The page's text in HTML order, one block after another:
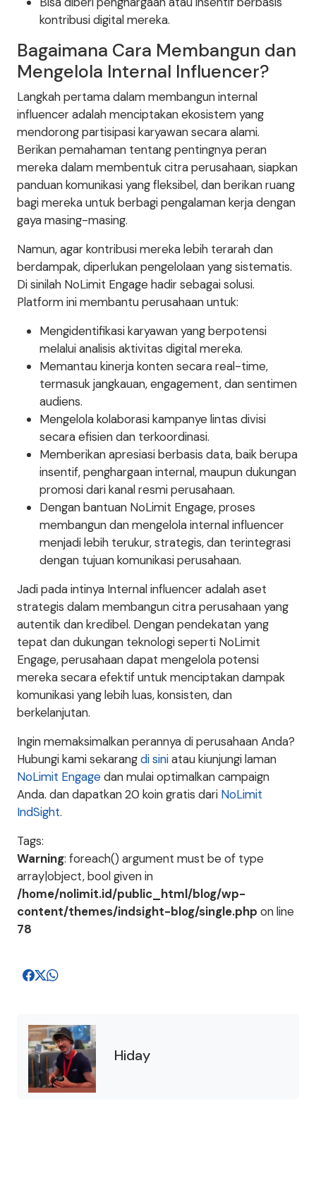
kontribusi digital mereka.
Bagaimana Cara Membangun dan
Mengelola Internal Influencer?
Langkah pertama dalam membangun internal
influencer adalah menciptakan ekosistem yang
mendorong partisipasi karyawan secara alami.
Berikan pemahaman tentang pentingnya peran
mereka dalam membentuk citra perusahaan, siapkan
panduan komunikasi yang fleksibel, dan berikan ruang
bagi mereka untuk berbagi pengalaman kerja dengan
gaya masing-masing.
Namun, agar kontribusi mereka lebih terarah dan
berdampak, diperlukan pengelolaan yang sistematis.
Di sinilah NoLimit Engage hadir sebagai solusi.
Platform ini membantu perusahaan untuk:
Mengidentifikasi karyawan yang berpotensi
melalui analisis aktivitas digital mereka.
Memantau kinerja konten secara real-time,
termasuk jangkauan, engagement, dan sentimen
audiens.
Mengelola kolaborasi kampanye lintas divisi
secara efisien dan terkoordinasi.
Memberikan apresiasi berbasis data, baik berupa
insentif, penghargaan internal, maupun dukungan
promosi dari kanal resmi perusahaan.
Dengan bantuan NoLimit Engage, proses
membangun dan mengelola internal influencer
menjadi lebih terukur, strategis, dan terintegrasi
dengan tujuan komunikasi perusahaan.
Jadi pada intinya Internal influencer adalah aset
strategis dalam membangun citra perusahaan yang
autentik dan kredibel. Dengan pendekatan yang
tepat dan dukungan teknologi seperti NoLimit
Engage, perusahaan dapat mengelola potensi
mereka secara efektif untuk menciptakan dampak
komunikasi yang lebih luas, konsisten, dan
berkelanjutan.
Ingin memaksimalkan perannya di perusahaan Anda?
Hubungi kami sekarangdi siniatau kiunjungi laman
NoLimit Engagedan mulai optimalkan campaign
Anda. dan dapatkan 20 koin gratis dari NoLimit
IndSight.
Tags:
Warning: foreach() argument must be of type
array|object, bool given in
/home/nolimit.id/public_html/blog/wp-
content/themes/indsight-blog/single.php on line
78
Hiday